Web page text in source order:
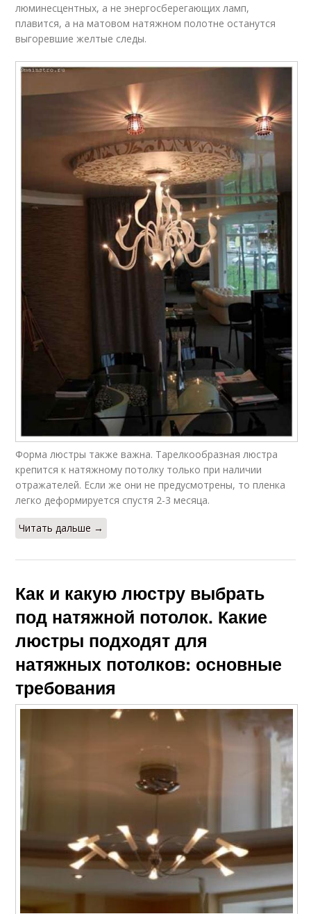
люминесцентных, а не энергосберегающих ламп,
плавится, а на матовом натяжном полотне останутся
выгоревшие желтые следы.
Форма люстры также важна. Тарелкообразная люстра
крепится к натяжному потолку только при наличии
отражателей. Если же они не предусмотрены, то пленка
легко деформируется спустя 2-3 месяца.
Читать дальше →
Как и какую люстру выбрать
под натяжной потолок. Какие
люстры подходят для
натяжных потолков: основные
требования